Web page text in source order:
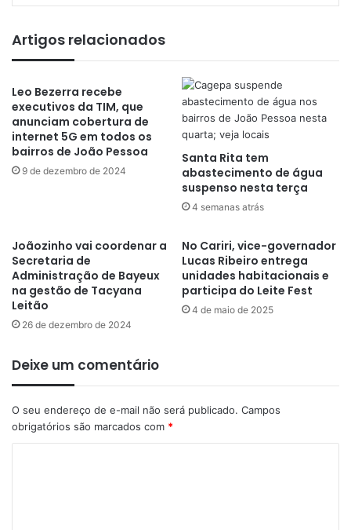
Artigos relacionados
Leo Bezerra recebe
executivos da TIM, que
anunciam cobertura de
internet 5G em todos os
bairros de João Pessoa
9 de dezembro de 2024
Santa Rita tem
abastecimento de água
suspenso nesta terça
4 semanas atrás
Joãozinho vai coordenar a
Secretaria de
Administração de Bayeux
na gestão de Tacyana
Leitão
26 de dezembro de 2024
No Cariri, vice-governador
Lucas Ribeiro entrega
unidades habitacionais e
participa do Leite Fest
4 de maio de 2025
Deixe um comentário
O seu endereço de e-mail não será publicado. Campos
obrigatórios são marcados com *